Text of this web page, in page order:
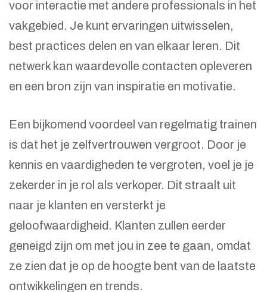
voor interactie met andere professionals in het
vakgebied. Je kunt ervaringen uitwisselen,
best practices delen en van elkaar leren. Dit
netwerk kan waardevolle contacten opleveren
en een bron zijn van inspiratie en motivatie.
Een bijkomend voordeel van regelmatig trainen
is dat het je zelfvertrouwen vergroot. Door je
kennis en vaardigheden te vergroten, voel je je
zekerder in je rol als verkoper. Dit straalt uit
naar je klanten en versterkt je
geloofwaardigheid. Klanten zullen eerder
geneigd zijn om met jou in zee te gaan, omdat
ze zien dat je op de hoogte bent van de laatste
ontwikkelingen en trends.